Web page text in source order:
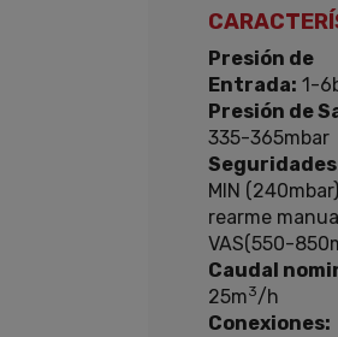
Presión de
Entrada: 1-
Presión de
335-365mbar
MIN (240mbar)
rearme
VAS(550-
Caudal
25m3/h
Conexiones: